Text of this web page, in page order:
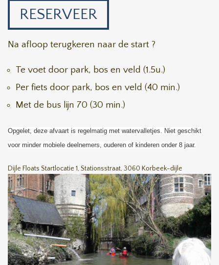
RESERVEER
Na afloop terugkeren naar de start ?
Te voet door park, bos en veld (1.5u.)
Per fiets door park, bos en veld (40 min.)
Met de bus lijn 70 (30 min.)
Opgelet, deze afvaart is regelmatig met watervalletjes. Niet geschikt
voor minder mobiele deelnemers, ouderen of kinderen onder 8 jaar.
Dijle Floats Startlocatie 1, Stationsstraat, 3060 Korbeek-dijle